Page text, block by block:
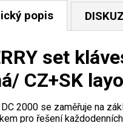
popis
set
CZ+SK
DC 2000 se zaměřuje na
pro řešení